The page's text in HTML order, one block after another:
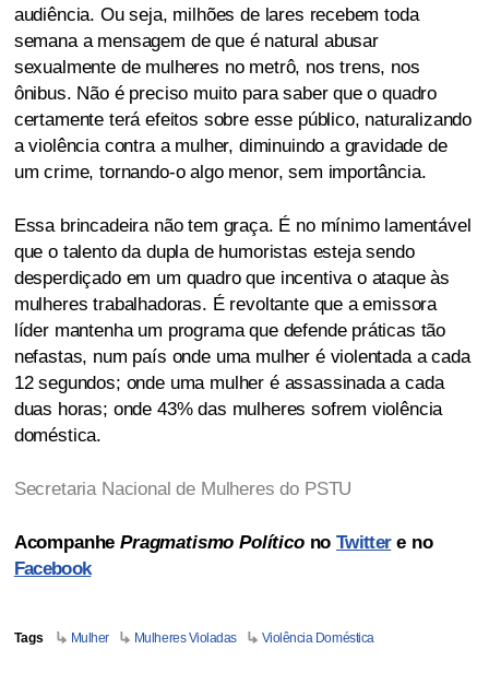
audiência. Ou seja, milhões de lares recebem toda
semana a mensagem de que é natural abusar
sexualmente de mulheres no metrô, nos trens, nos
ônibus. Não é preciso muito para saber que o quadro
certamente terá efeitos sobre esse público, naturalizando
a violência contra a mulher, diminuindo a gravidade de
um crime, tornando-o algo menor, sem importância.
Essa brincadeira não tem graça. É no mínimo lamentável
que o talento da dupla de humoristas esteja sendo
desperdiçado em um quadro que incentiva o ataque às
mulheres trabalhadoras. É revoltante que a emissora
líder mantenha um programa que defende práticas tão
nefastas, num país onde uma mulher é violentada a cada
12 segundos; onde uma mulher é assassinada a cada
duas horas; onde 43% das mulheres sofrem violência
doméstica.
Secretaria Nacional de Mulheres do PSTU
AcompanhePragmatismo PolíticonoTwittere no
Facebook
Tags Mulher Mulheres Violadas Violência Doméstica